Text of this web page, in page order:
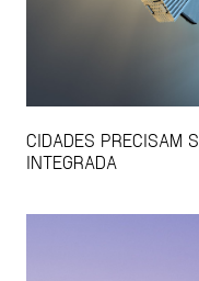
CIDADES PRECISAM
INTEGRADA